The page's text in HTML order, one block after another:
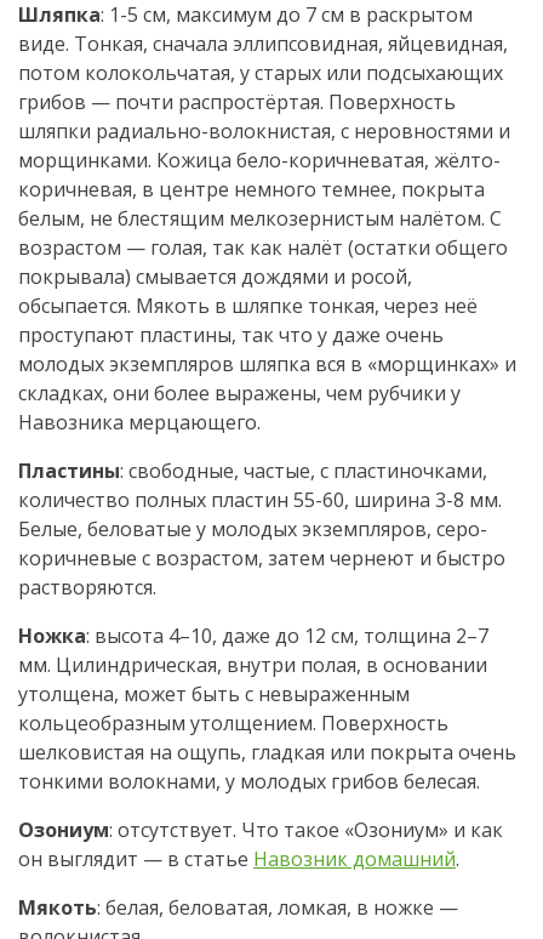
Шляпка: 1-5 см, максимум до 7 см в раскрытом
виде. Тонкая, сначала эллипсовидная, яйцевидная,
потом колокольчатая, у старых или подсыхающих
грибов — почти распростёртая. Поверхность
шляпки радиально-волокнистая, с неровностями и
морщинками. Кожица бело-коричневатая, жёлто-
коричневая, в центре немного темнее, покрыта
белым, не блестящим мелкозернистым налётом. С
возрастом — голая, так как налёт (остатки общего
покрывала) смывается дождями и росой,
обсыпается. Мякоть в шляпке тонкая, через неё
проступают пластины, так что у даже очень
молодых экземпляров шляпка вся в «морщинках» и
складках, они более выражены, чем рубчики у
Навозника мерцающего.
Пластины: свободные, частые, с пластиночками,
количество полных пластин 55-60, ширина 3-8 мм.
Белые, беловатые у молодых экземпляров, серо-
коричневые с возрастом, затем чернеют и быстро
растворяются.
Ножка: высота 4–10, даже до 12 см, толщина 2–7
мм. Цилиндрическая, внутри полая, в основании
утолщена, может быть с невыраженным
кольцеобразным утолщением. Поверхность
шелковистая на ощупь, гладкая или покрыта очень
тонкими волокнами, у молодых грибов белесая.
Озониум: отсутствует. Что такое «Озониум» и как
он выглядит — в статье Навозник домашний.
Мякоть: белая, беловатая, ломкая, в ножке —